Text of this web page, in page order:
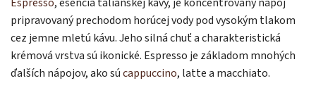
pripravovaný prechodom horúcej vody pod vysokým tlakom
cez jemne mletú kávu. Jeho silná chuť a charakteristická
krémová vrstva sú ikonické. Espresso je základom mnohých
ďalších nápojov, ako súcappuccino, latte a macchiato.